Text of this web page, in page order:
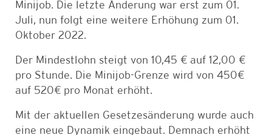
Minijob. Die letzte Änderung war erst zum 01.
Juli, nun folgt eine weitere Erhöhung zum 01.
Oktober 2022.
Der Mindestlohn steigt von 10,45 € auf 12,00 €
pro Stunde. Die Minijob-Grenze wird von 450€
auf 520€ pro Monat erhöht.
Mit der aktuellen Gesetzesänderung wurde auch
eine neue Dynamik eingebaut. Demnach erhöht